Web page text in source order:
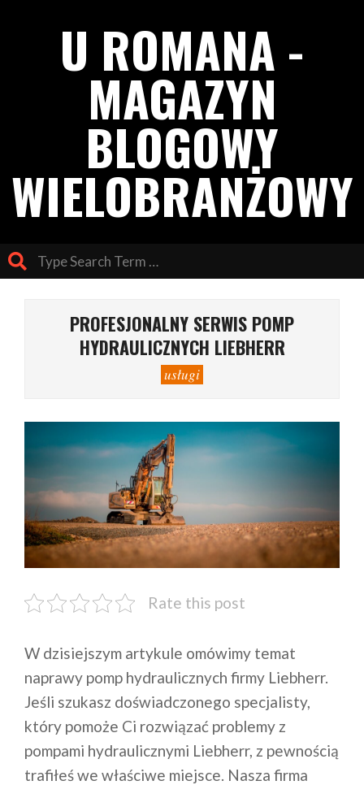
U ROMANA -
MAGAZYN
BLOGOWY
WIELOBRANŻOWY
PROFESJONALNY SERWIS POMP
HYDRAULICZNYCH LIEBHERR
usługi
Rate this post
W dzisiejszym artykule omówimy temat
naprawy pomp hydraulicznych firmy Liebherr.
Jeśli szukasz doświadczonego specjalisty,
który pomoże Ci rozwiązać problemy z
pompami hydraulicznymi Liebherr, z pewnością
trafiłeś we właściwe miejsce. Nasza firma